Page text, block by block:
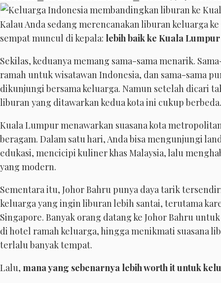
Kalau Anda sedang merencanakan liburan keluarga
sempat muncul di kepala: lebih baik ke Kuala
Sekilas, keduanya memang sama-sama menarik.
ramah untuk wisatawan Indonesia, dan sama-sama
dikunjungi bersama keluarga. Namun setelah dicari
liburan yang ditawarkan kedua kota ini cukup berbeda.
Kuala Lumpur menawarkan suasana kota
beragam. Dalam satu hari, Anda bisa mengunjungi
edukasi, mencicipi kuliner khas Malaysia, lalu
yang modern.
Sementara itu, Johor Bahru punya daya tarik
keluarga yang ingin liburan lebih santai, terutama
Singapore. Banyak orang datang ke Johor Bahru
di hotel ramah keluarga, hingga menikmati suasana
terlalu banyak tempat.
Lalu, mana yang sebenarnya lebih worth it untuk